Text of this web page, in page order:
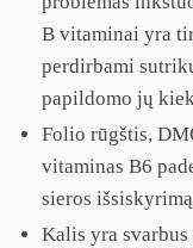
B vitaminai yra
perdirbami
papildomo jų
Folio rūgštis,
vitaminas B6
sieros
Kalis yra